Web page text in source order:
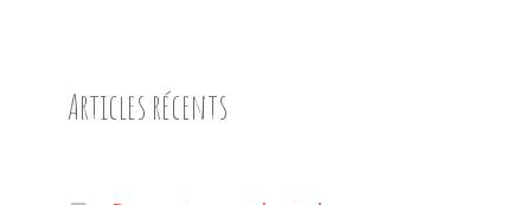
Articles récents